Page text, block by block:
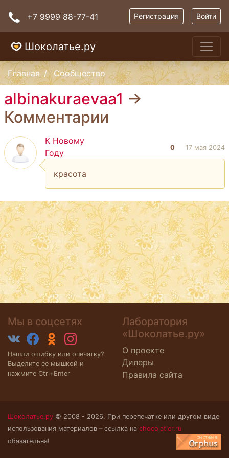
+7 9999 88-77-41 Регистрация Войти
Шоколатье.ру
Главная Сообщество
albinakuraevaa1 →
Комментарии
К Новому
Году
0 17 мая 2024
красота
Мы в соцсетях
Нашли ошибку или опечатку?
Выделите ее мышкой и
нажмите Ctrl+Enter
Лаборатория
«Шоколатье.ру»
О проекте
Дилеры
Правила сайта
Шоколатье.ру © 2008 - 2026. При перепечатке или другом виде
использования материалов – ссылка на chocolatier.ru
обязательна!